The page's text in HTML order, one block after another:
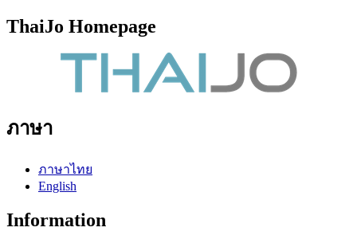
ThaiJo Homepage
ภาษา
ภาษาไทย
English
Information